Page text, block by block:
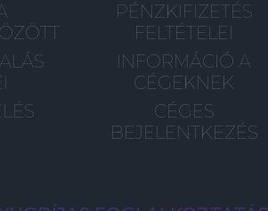
PÉNZKIFIZETÉS
FELTÉTELEI
INFORMÁCIÓ A
CÉGEKNEK
CÉGES
BEJELENTKEZÉS